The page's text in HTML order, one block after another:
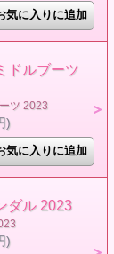
ドルブーツ
ツ 2023
)
ダル 2023
)